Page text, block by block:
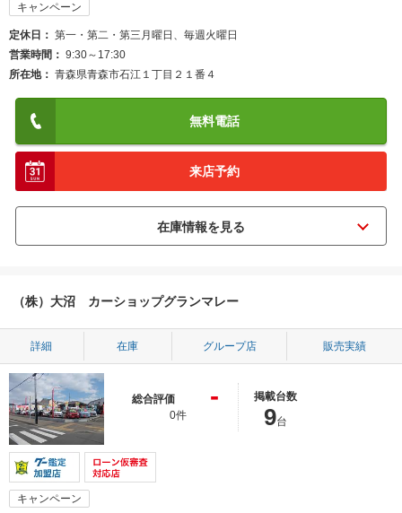
キャンペーン
定休日
第一・第二・第三月曜日、毎週火曜日
営業時間
9:30～17:30
所在地
青森県青森市石江１丁目２１番４
無料電話
来店予約
（株）大沼 カーショップグランマレー
詳細 在庫 グループ店 販売実績
総合評価 -
0件
掲載台数
9台
キャンペーン